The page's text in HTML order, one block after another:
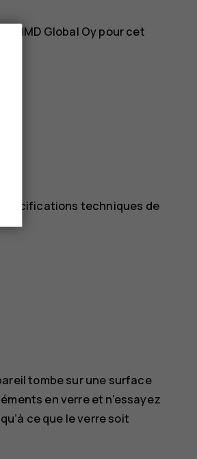
HMD Global Oy pour cet
techniques de
tombe sur une surface
en verre et n'essayez
ce que le verre soit